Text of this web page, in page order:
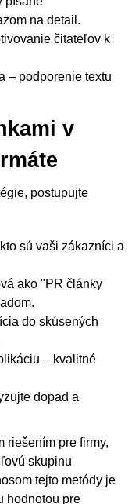
na detail.
čitateľov k
– podporenie textu
v
postupujte
sú vaši zákazníci a
ako "PR články
do skúsených
– kvalitné
dopad a
riešením pre firmy,
skupinu
tejto metódy je
hodnotou pre